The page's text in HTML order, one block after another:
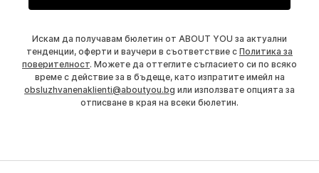
Искам да получавам бюлетин от ABOUT YOU за актуални
тенденции, оферти и ваучери в съответствие с Политика за
поверителност. Можете да оттеглите съгласието си по всяко
време с действие за в бъдеще, като изпратите имейл на
obsluzhvanenaklienti@aboutyou.bg или използвате опцията за
отписване в края на всеки бюлетин.